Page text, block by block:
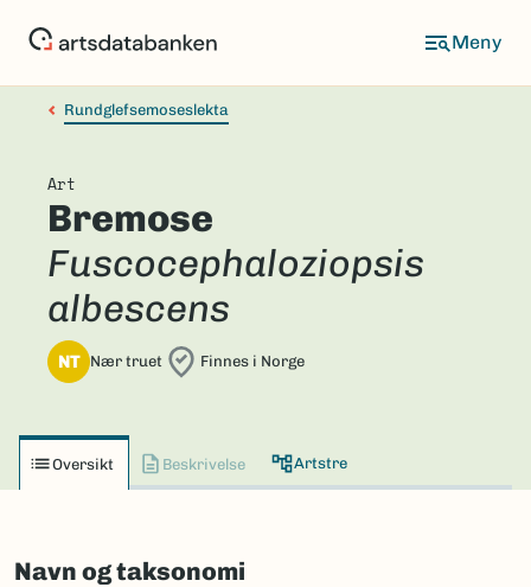
Rundglefsemoseslekta
Art
Bremose
Fuscocephaloziopsis
albescens
NT Nær truet Finnes i Norge
Oversikt Beskrivelse Artstre
Navn og taksonomi